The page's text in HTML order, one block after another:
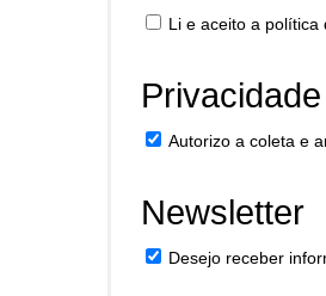
Li e aceito a política
Autorizo a coleta e
Newsletter
Desejo receber